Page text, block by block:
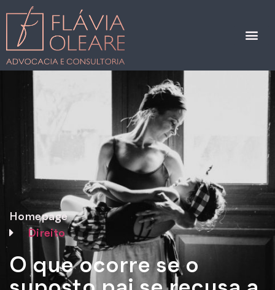
Homepage
Direito
O que ocorre se o